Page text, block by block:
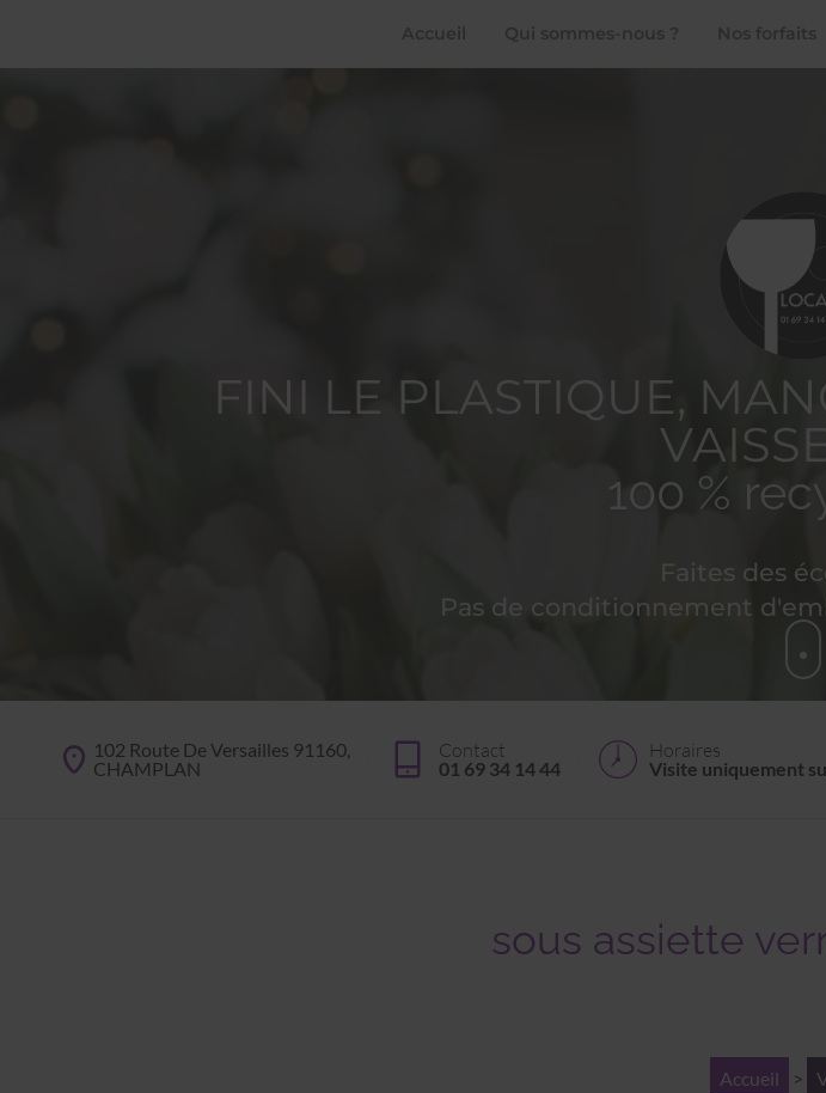
FINI LE PLASTIQUE,
100 %
Faites des
Pas de conditionnement
102 Route De Versailles 91160,
CHAMPLAN
Contact
01 69 34 14 44
Horaires
Visite uniquement
sous assiette
Accueil >